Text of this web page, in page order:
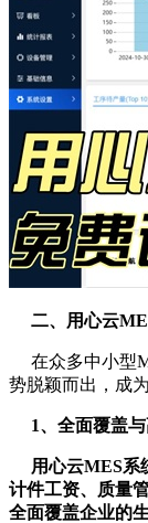
二、用心云
在众多中小型
势脱颖而出，成
1、全面覆盖
用心云MES系
计件工资、质量
全面覆盖企业的